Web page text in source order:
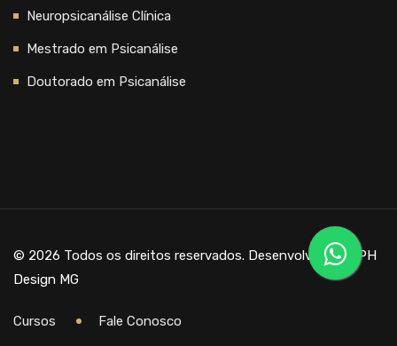
Neuropsicanálise Clínica
Mestrado em Psicanálise
Doutorado em Psicanálise
© 2026 Todos os direitos reservados. Desenvolvido por
PH
Design MG
Cursos Fale Conosco